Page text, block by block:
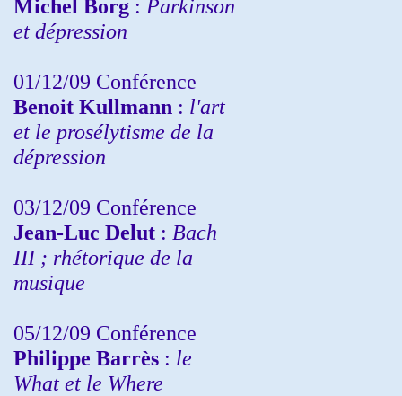
Michel Borg : Parkinson
et dépression
01/12/09 Conférence
Benoit Kullmann : l'art
et le prosélytisme de la
dépression
03/12/09 Conférence
Jean-Luc Delut : Bach
III ; rhétorique de la
musique
05/12/09 Conférence
Philippe Barrès : le
What et le Where